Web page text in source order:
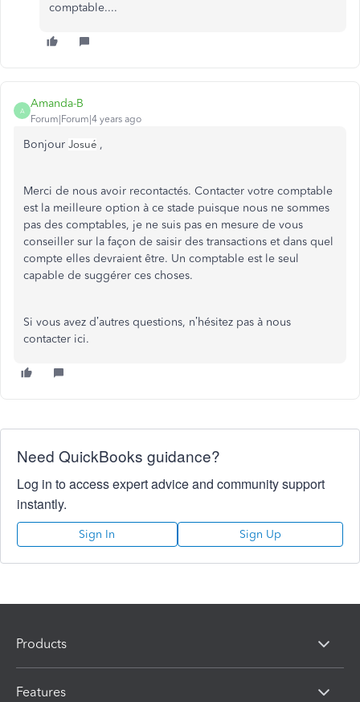
comptable....
A
Amanda-B
Forum|Forum|4 years ago
Bonjour Josué ,
Merci de nous avoir recontactés. Contacter votre comptable
est la meilleure option à ce stade puisque nous ne sommes
pas des comptables, je ne suis pas en mesure de vous
conseiller sur la façon de saisir des transactions et dans quel
compte elles devraient être. Un comptable est le seul
capable de suggérer ces choses.
Si vous avez d’autres questions, n’hésitez pas à nous
contacter ici.
Need QuickBooks guidance?
Log in to access expert advice and community support
instantly.
Sign In Sign Up
Products
Features